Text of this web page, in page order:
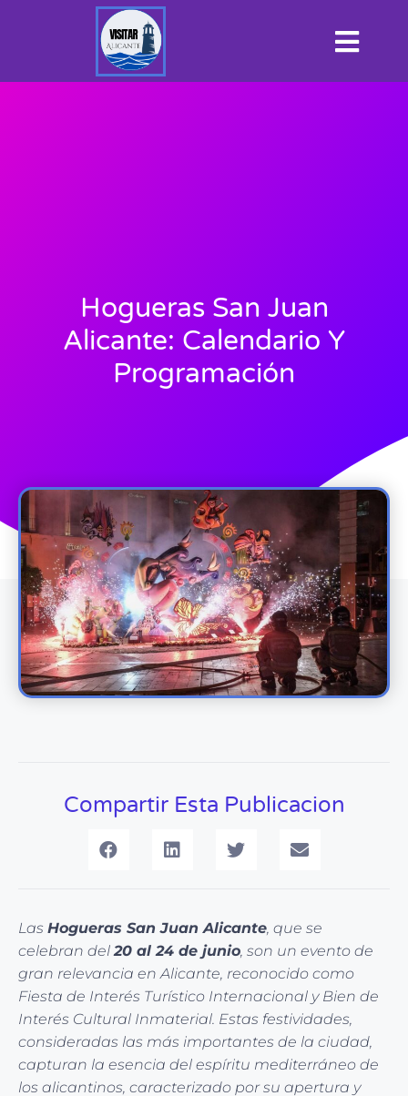
Hogueras San Juan
Alicante: Calendario Y
Programación
Compartir Esta Publicacion
Las Hogueras San Juan Alicante, que se
celebran del20 al 24 de junio, son un evento de
gran relevancia en Alicante, reconocido como
Fiesta de Interés Turístico Internacional y Bien de
Interés Cultural Inmaterial. Estas festividades,
consideradas las más importantes de la ciudad,
capturan la esencia del espíritu mediterráneo de
los alicantinos, caracterizado por su apertura y